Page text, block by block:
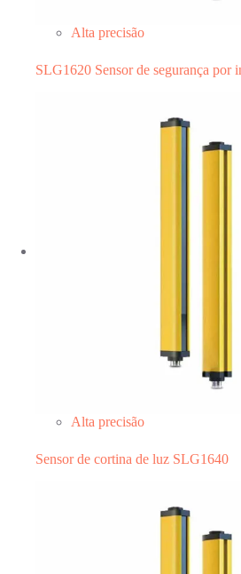
Alta precisão
SLG1620 Sensor de segurança por
Alta precisão
Sensor de cortina de luz SLG1640